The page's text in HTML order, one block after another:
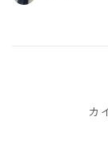
カ